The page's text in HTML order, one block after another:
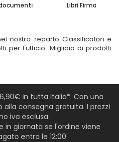
Libri Firma
nostro reparto Classificatori e
per l'ufficio. Migliaia di prodotti
in tutta Italia*. Con una
consegna gratuita. I prezzi
iva esclusa.
in giornata se l'ordine viene
entro le 12:00.